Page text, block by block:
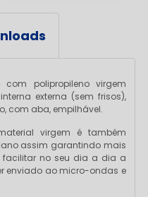
polipropileno virgem
externa (sem frisos),
com aba, empilhável.
virgem é também
assim garantindo mais
facilitar no seu dia a dia a
enviado ao micro-ondas e